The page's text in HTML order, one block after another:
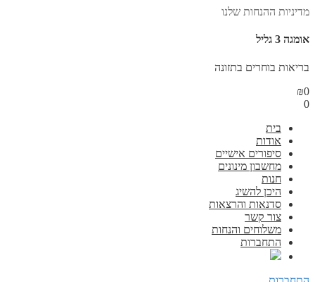
מדיניות ההנחות שלנו
אומגה 3 גליל
בריאות בוחרים בתזונה
₪0
0
בית
אודות
סיפורים אישיים
מחשבון מינונים
חנות
היכן להשיג
סדנאות והרצאות
צור קשר
משלוחים והנחות
התחברות